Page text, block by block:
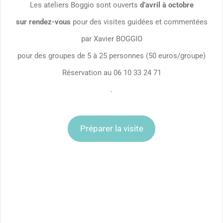
Les ateliers Boggio sont ouverts d’avril à octobre
sur rendez-vous pour des visites guidées et commentées
par Xavier BOGGIO
pour des groupes de 5 à 25 personnes (50 euros/groupe)
Réservation au 06 10 33 24 71
.
Préparer la visite